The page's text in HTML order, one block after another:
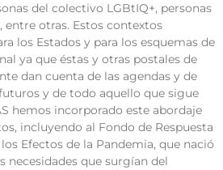
del colectivo LGBtIQ+, personas
otras. Estos contextos
los Estados y para los esquemas de
ya que éstas y otras postales de
dan cuenta de las agendas y de
y de todo aquello que sigue
hemos incorporado este abordaje
incluyendo al Fondo de Respuesta
Efectos de la Pandemia, que nació
necesidades que surgían del